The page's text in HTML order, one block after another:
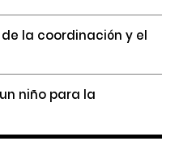
la coordinación y el
niño para la